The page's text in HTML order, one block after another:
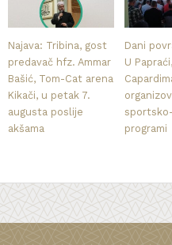
Najava: Tribina, gost
predavač hfz. Ammar
Bašić, Tom-Cat arena
Kikači, u petak 7.
augusta poslije
akšama
Dani
U
programi